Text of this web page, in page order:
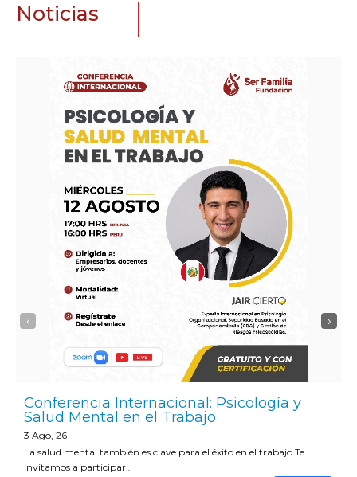
Noticias
Conferencia Internacional: Psicología y
Salud Mental en el Trabajo
3 Ago, 26
La salud mental también es clave para el éxito en el trabajo.Te
invitamos a participar…
‹ ›